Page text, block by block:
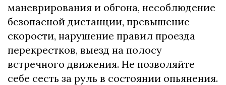
маневрирования и обгона, несоблюдение
безопасной дистанции, превышение
скорости, нарушение правил проезда
перекрестков, выезд на полосу
встречного движения. Не позволяйте
себе сесть за руль в состоянии опьянения.